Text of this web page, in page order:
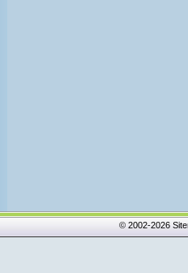
© 2002-2026